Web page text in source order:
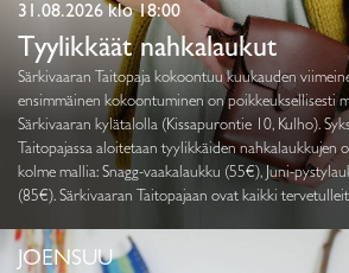
31.08.2026 klo 18:00
Tyylikkäät nahkalaukut
Särkivaaran Taitopaja kokoontuu kuukauden
ensimmäinen kokoontuminen on poikkeuksellisesti
Särkivaaran kylätalolla (Kissapurontie 10, Kulho).
Taitopajassa aloitetaan tyylikkäiden nahkalaukkujen
kolme mallia: Snagg-vaakalaukku (55€), Juni-
(85€). Särkivaaran Taitopajaan ovat kaikki
JOENSUU